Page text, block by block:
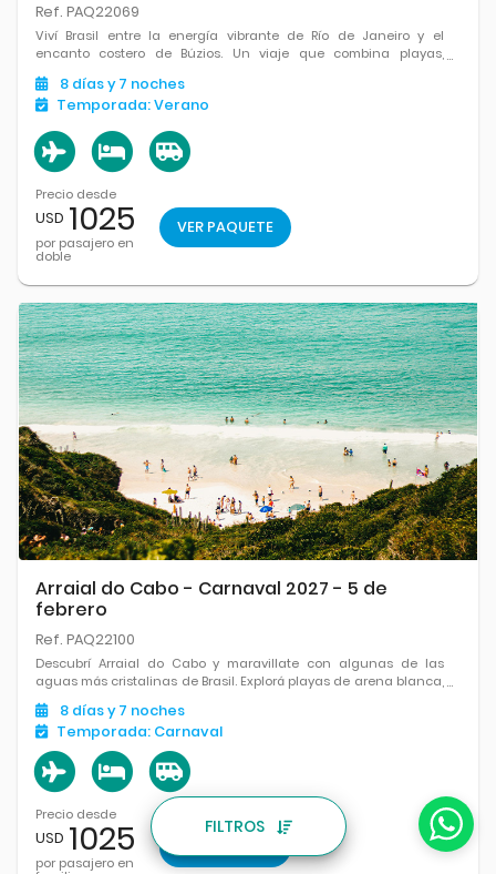
Ref. PAQ22069
Viví Brasil entre la energía vibrante de Río de Janeiro y el
encanto costero de Búzios. Un viaje que combina playas,
paisajes inolvidables y momentos para disfrutar sin apuro.
8 díasy 7 noches
Temporada:Verano
Precio desde
USD 1025
por pasajero en
doble
VER PAQUETE
Arraial do Cabo - Carnaval 2027 - 5 de
febrero
Ref. PAQ22100
Descubrí Arraial do Cabo y maravillate con algunas de las
aguas más cristalinas de Brasil. Explorá playas de arena blanca,
miradores naturales y paisajes de incomparable belleza.
8 díasy 7 noches
Temporada: Carnaval
Precio desde
USD 1025
por pasajero en
FILTROS